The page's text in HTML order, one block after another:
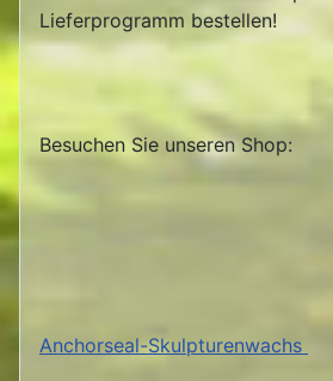
Lieferprogramm bestellen!
Besuchen Sie unseren Shop:
Anchorseal-Skulpturenwachs